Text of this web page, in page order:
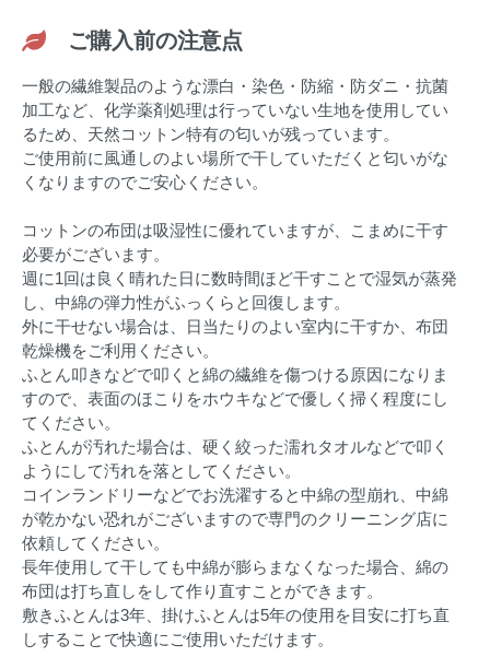
ご購入前の注意点
一般の繊維製品のような漂白・染色・防縮・防ダニ・抗菌
加工など、化学薬剤処理は行っていない生地を使用してい
るため、天然コットン特有の匂いが残っています。
ご使用前に風通しのよい場所で干していただくと匂いがな
くなりますのでご安心ください。
コットンの布団は吸湿性に優れていますが、こまめに干す
必要がございます。
週に1回は良く晴れた日に数時間ほど干すことで湿気が蒸発
し、中綿の弾力性がふっくらと回復します。
外に干せない場合は、日当たりのよい室内に干すか、布団
乾燥機をご利用ください。
ふとん叩きなどで叩くと綿の繊維を傷つける原因になりま
すので、表面のほこりをホウキなどで優しく掃く程度にし
てください。
ふとんが汚れた場合は、硬く絞った濡れタオルなどで叩く
ようにして汚れを落としてください。
コインランドリーなどでお洗濯すると中綿の型崩れ、中綿
が乾かない恐れがございますので専門のクリーニング店に
依頼してください。
長年使用して干しても中綿が膨らまなくなった場合、綿の
布団は打ち直しをして作り直すことができます。
敷きふとんは3年、掛けふとんは5年の使用を目安に打ち直
しすることで快適にご使用いただけます。